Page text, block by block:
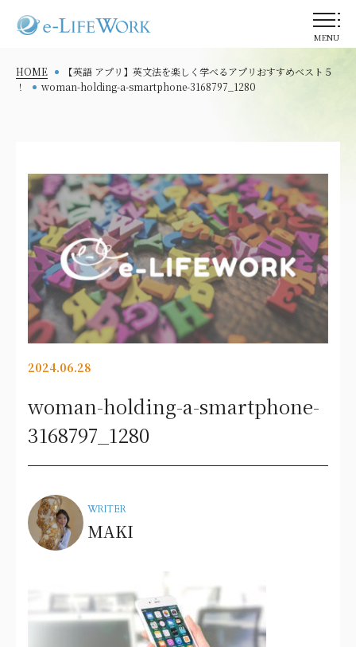
MENU
HOME
【英語 アプリ】英文法を楽しく学べるアプリおすすめベスト５
！
woman-holding-a-smartphone-3168797_1280
2024.06.28
woman-holding-a-smartphone-
3168797_1280
WRITER
MAKI